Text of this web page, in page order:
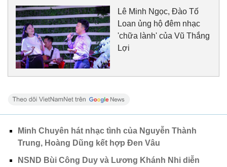
Lê Minh Ngọc, Đào Tố
Loan ủng hộ đêm nhạc
'chữa lành' của Vũ Thắng
Lợi
Minh Chuyên hát nhạc tình của Nguyễn Thành
Trung, Hoàng Dũng kết hợp Đen Vâu
NSND Bùi Công Duy và Lương Khánh Nhi diễn